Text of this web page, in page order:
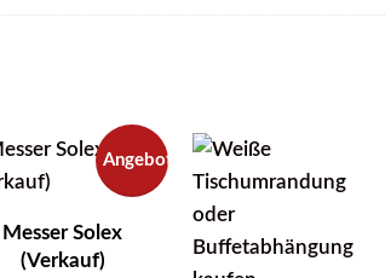
Angebot!
Messer Solex
(Verkauf)